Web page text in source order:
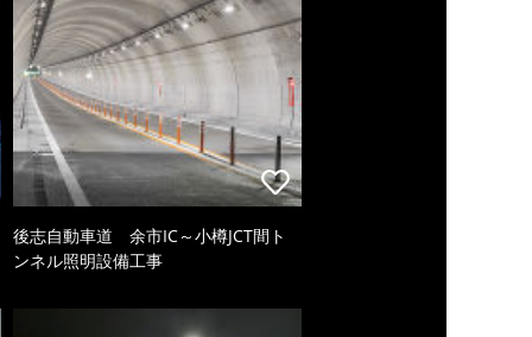
後志自動車道 余市IC～小樽JCT間ト
ンネル照明設備工事